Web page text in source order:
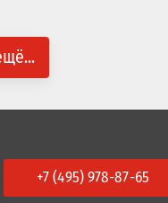
+7 (495) 978-87-65